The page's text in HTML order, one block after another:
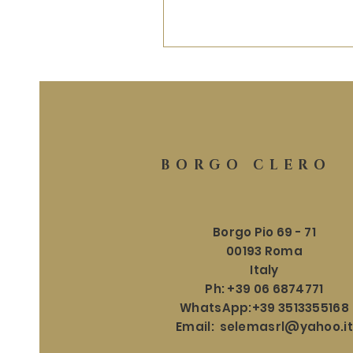
BORGO CLERO
Borgo Pio 69 - 71
00193 Roma
Italy
Ph: +39 06 6874771
WhatsApp:+39 3513355168
Email: selemasrl@yahoo.it